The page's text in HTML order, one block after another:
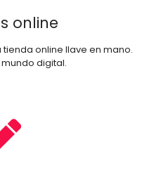
online
online llave en mano.
digital.